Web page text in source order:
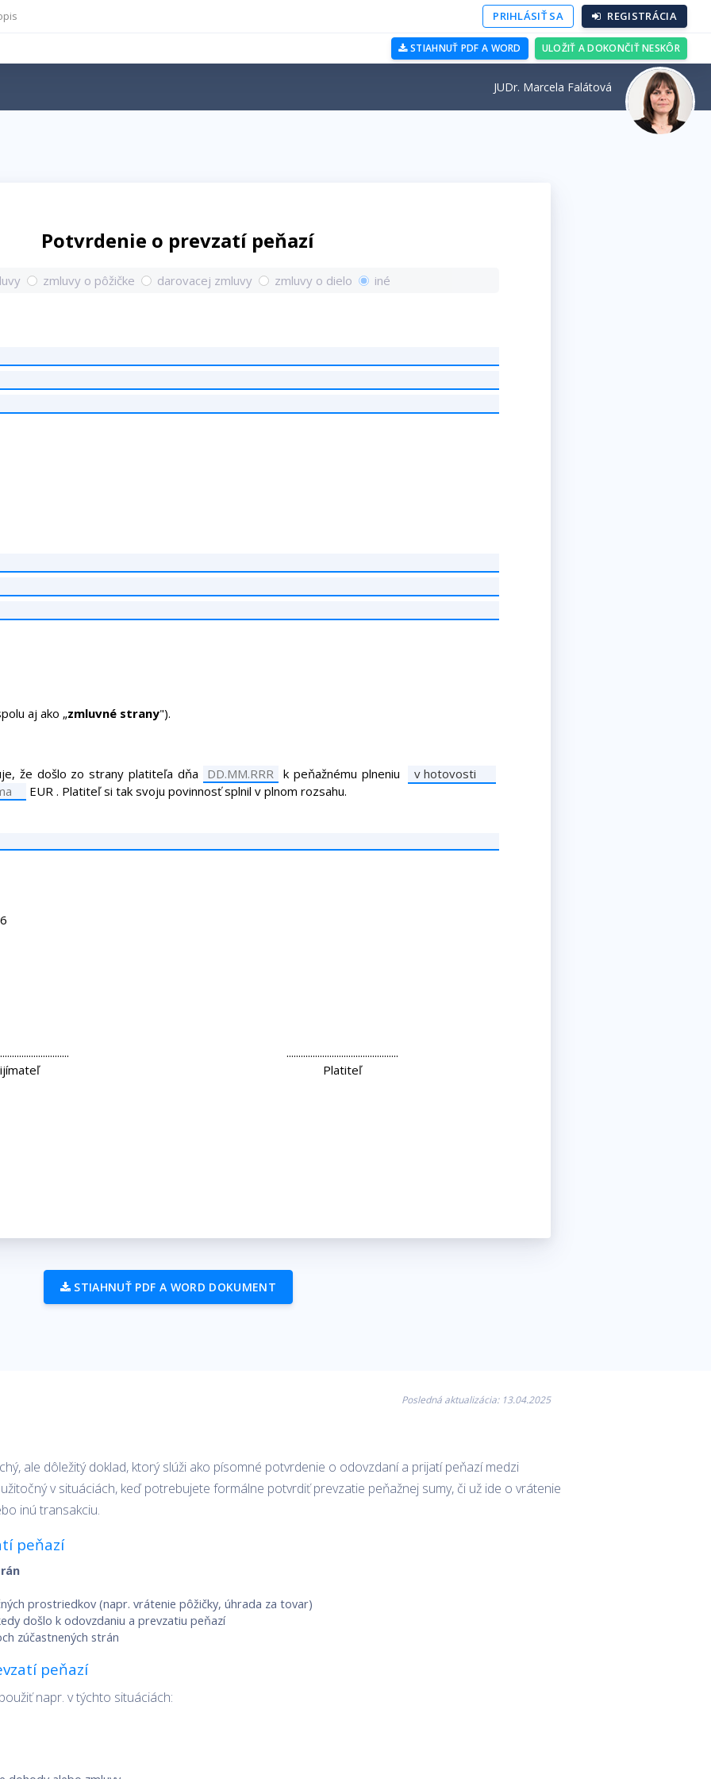
PRIHLÁSIŤ SA REGISTRÁCIA
STIAHNUŤ PDF A WORD ULOŽIŤ A DOKONČIŤ NESKÔR
JUDr. Marcela Falátová
Potvrdenie o prevzatí peňazí
zmluvy o pôžičke darovacej zmluvy zmluvy o dielo iné
aj ako „zmluvné strany").
že došlo zo stranyplatiteľa dňa k peňažnému plneniu
v hotovosti
EUR . Platiteľsi tak svoju povinnosť splnil v plnom rozsahu.
...............................................
Platiteľ
STIAHNUŤ PDF A WORD DOKUMENT
Posledná aktualizácia: 13.04.2025
ale dôležitý doklad, ktorý slúži ako písomné potvrdenie o odovzdaní a prijatí peňazí medzi
v situáciách, keď potrebujete formálne potvrdiť prevzatie peňažnej sumy, či už ide o vrátenie
inú transakciu.
peňazí
prostriedkov (napr. vrátenie pôžičky, úhrada za tovar)
došlo k odovzdaniu a prevzatiu peňazí
zúčastnených strán
peňazí
napr. v týchto situáciách: